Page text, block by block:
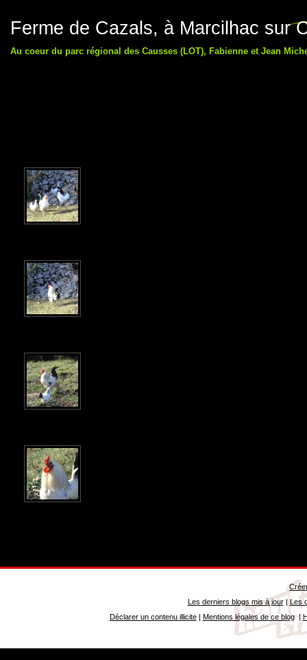
Ferme de Cazals, à Marcilhac sur
Au coeur du parc régional des Causses (LOT), Fabienne et Jean
Les derniers blogs mis à jour| Les
Déclarer un contenu illicite| Mentions légales de ce blog|